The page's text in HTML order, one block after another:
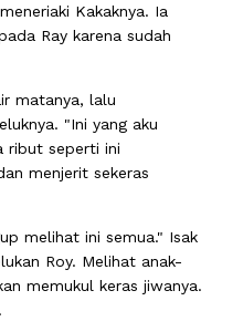
Kakaknya. Ia
Ray karena sudah
matanya, lalu
"Ini yang aku
ribut seperti ini
menjerit sekeras
melihat ini semua." Isak
Roy. Melihat anak-
memukul keras jiwanya.